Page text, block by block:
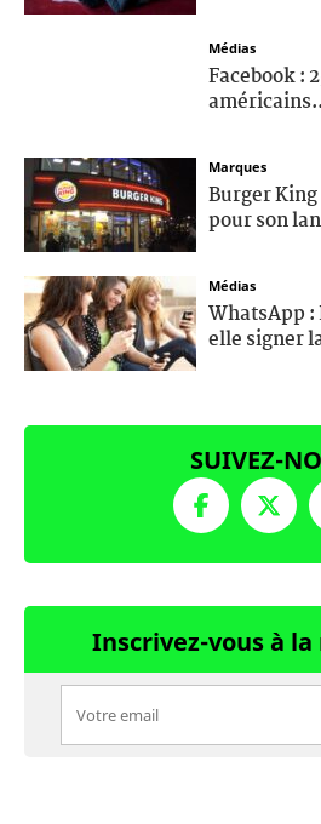
Médias
Facebook :
Marques
Burger King
pour son
Médias
WhatsApp
elle signer
SUIVEZ-
Inscrivez-vous à